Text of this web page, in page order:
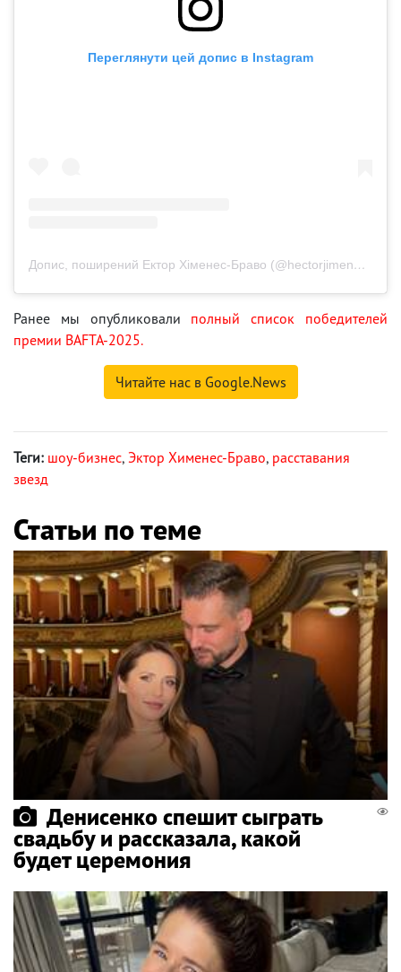
Переглянути цей допис в Instagram
Допис, поширений Ектор Хіменес-Браво (@hectorjimenezbravo)
Ранее мы опубликовали полный список победителей
премии BAFTA-2025.
Читайте нас в Google.News
Теги: шоу-бизнес, Эктор Хименес-Браво, расставания
звезд
Статьи по теме
Денисенко спешит сыграть
свадьбу и рассказала, какой
будет церемония